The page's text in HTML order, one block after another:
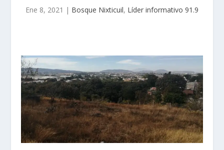
Ene 8, 2021 | Bosque Nixticuil, Líder informativo 91.9